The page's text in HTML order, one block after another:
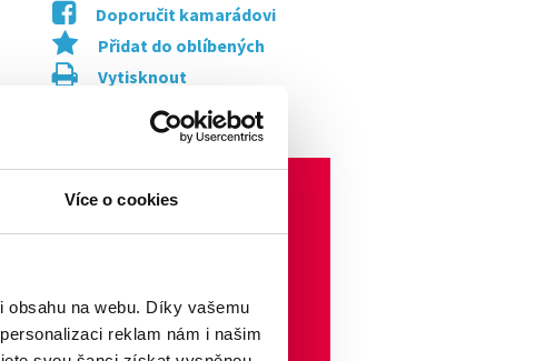
Více o cookies
na webu. Díky vašemu
reklam nám i našim
Doporučit kamarádovi
Přidat do oblíbených
Vytisknout
Upozornit na inzerát